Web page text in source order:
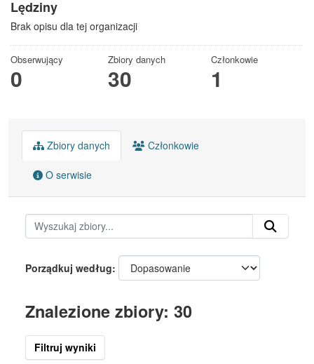
Lędziny
Brak opisu dla tej organizacji
Obserwujący
0
Zbiory danych
30
Członkowie
1
Zbiory danych Członkowie
O serwisie
Porządkuj według
Znalezione zbiory: 30
Filtruj wyniki